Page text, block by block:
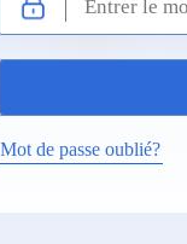
Mot de passe oublié?